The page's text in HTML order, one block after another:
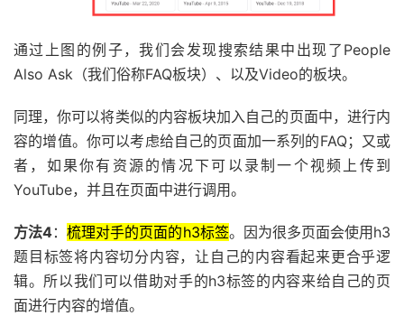
通过上图的例子，我们会发现搜索结果中出现了People
Also Ask（我们俗称FAQ板块）、以及Video的板块。
同理，你可以将类似的内容板块加入自己的页面中，进行内
容的增值。你可以考虑给自己的页面加一系列的FAQ；又或
者，如果你有资源的情况下可以录制一个视频上传到
YouTube，并且在页面中进行调用。
方法4：梳理对手的页面的h3标签。因为很多页面会使用h3
题目标签将内容切分内容，让自己的内容看起来更合乎逻
辑。所以我们可以借助对手的h3标签的内容来给自己的页
面进行内容的增值。